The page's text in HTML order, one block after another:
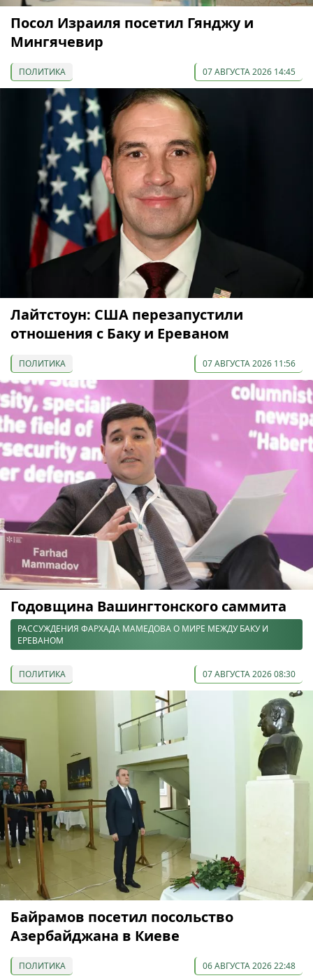
Посол Израиля посетил Гянджу и
Мингячевир
ПОЛИТИКА 07 АВГУСТА 2026 14:45
Лайтстоун: США перезапустили
отношения с Баку и Ереваном
ПОЛИТИКА 07 АВГУСТА 2026 11:56
Годовщина Вашингтонского саммита
РАССУЖДЕНИЯ ФАРХАДА МАМЕДОВА О МИРЕ МЕЖДУ БАКУ И
ЕРЕВАНОМ
ПОЛИТИКА 07 АВГУСТА 2026 08:30
Байрамов посетил посольство
Азербайджана в Киеве
ПОЛИТИКА 06 АВГУСТА 2026 22:48